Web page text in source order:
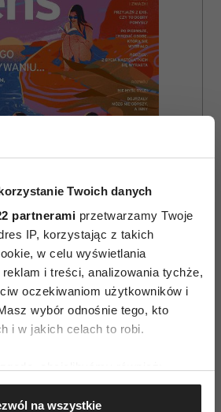
Twoich danych
partnerami przetwarzamy Twoje
IP, korzystając z takich
w celu wyświetlania
i treści, analizowania tychże,
oczekiwaniom użytkowników i
wybór odnośnie tego, kto
i w jakich celach to robi.
dotyczące Twojej lokalizacji
nawet do kilku metrów
na wszystkie
ZAMÓW
DRUKOWANE
E-WYDANIE